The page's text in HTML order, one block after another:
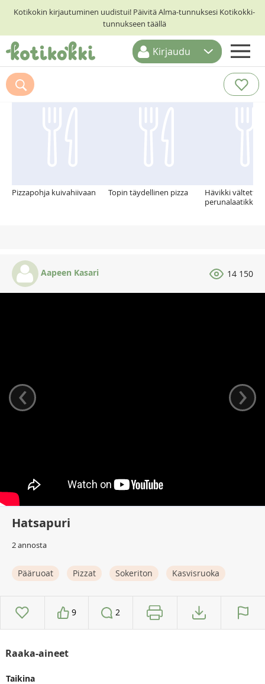
Kotikokin kirjautuminen uudistui! Päivitä Alma-tunnuksesi Kotikokki-
tunnukseen täällä
ETUSIVU
RESEPTIHAKU
Kirjaudu
Suosittelemme myös
Pizzapohja kuivahiivaan Topin täydellinen pizza
Hävikki vältetty,
perunalaatikko
Aapeen Kasari 14 150
‹ ›
Hatsapuri
2 annosta
Pääruoat Pizzat Sokeriton Kasvisruoka
9 2
Raaka-aineet
Taikina